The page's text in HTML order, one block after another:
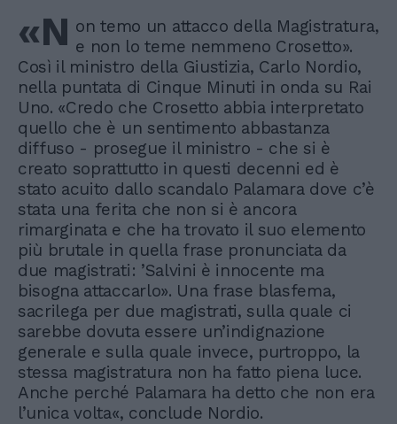
«N on temo un attacco della Magistratura,
e non lo teme nemmeno Crosetto».
Così il ministro della Giustizia, Carlo Nordio,
nella puntata di Cinque Minuti in onda su Rai
Uno. «Credo che Crosetto abbia interpretato
quello che è un sentimento abbastanza
diffuso - prosegue il ministro - che si è
creato soprattutto in questi decenni ed è
stato acuito dallo scandalo Palamara dove c’è
stata una ferita che non si è ancora
rimarginata e che ha trovato il suo elemento
più brutale in quella frase pronunciata da
due magistrati: ’Salvini è innocente ma
bisogna attaccarlo». Una frase blasfema,
sacrilega per due magistrati, sulla quale ci
sarebbe dovuta essere un’indignazione
generale e sulla quale invece, purtroppo, la
stessa magistratura non ha fatto piena luce.
Anche perché Palamara ha detto che non era
l’unica volta«, conclude Nordio.